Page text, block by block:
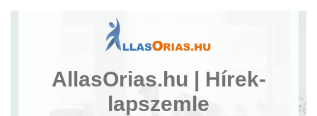
AllasOrias.hu | Hírek-
lapszemle